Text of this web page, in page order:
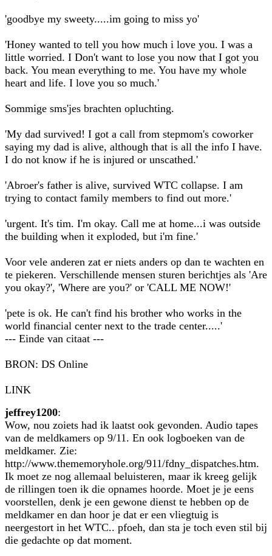
'goodbye my sweety.....im going to miss yo'
'Honey wanted to tell you how much i love you. I was a
little worried. I Don't want to lose you now that I got you
back. You mean everything to me. You have my whole
heart and life. I love you so much.'
Sommige sms'jes brachten opluchting.
'My dad survived! I got a call from stepmom's coworker
saying my dad is alive, although that is all the info I have.
I do not know if he is injured or unscathed.'
'Abroer's father is alive, survived WTC collapse. I am
trying to contact family members to find out more.'
'urgent. It's tim. I'm okay. Call me at home...i was outside
the building when it exploded, but i'm fine.'
Voor vele anderen zat er niets anders op dan te wachten en
te piekeren. Verschillende mensen sturen berichtjes als 'Are
you okay?', 'Where are you?' or 'CALL ME NOW!'
'pete is ok. He can't find his brother who works in the
world financial center next to the trade center.....'
--- Einde van citaat ---
BRON: DS Online
LINK
jeffrey1200:
Wow, nou zoiets had ik laatst ook gevonden. Audio tapes
van de meldkamers op 9/11. En ook logboeken van de
meldkamer. Zie:
http://www.thememoryhole.org/911/fdny_dispatches.htm.
Ik moet ze nog allemaal beluisteren, maar ik kreeg gelijk
de rillingen toen ik die opnames hoorde. Moet je je eens
voorstellen, denk je een gewone dienst te hebben op de
meldkamer en dan hoor je dat er een vliegtuig is
neergestort in het WTC.. pfoeh, dan sta je toch even stil bij
die gedachte op dat moment.